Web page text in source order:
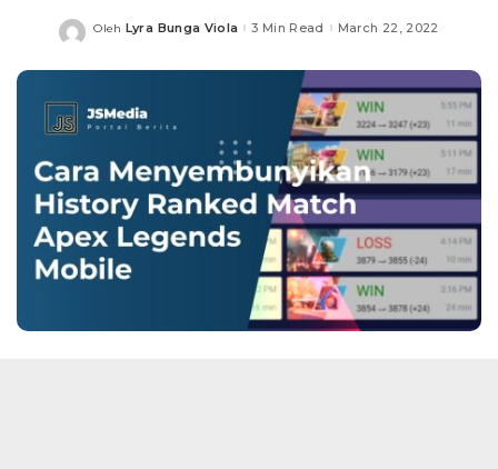
Posted
Oleh Lyra Bunga Viola 3 Min Read March 22, 2022